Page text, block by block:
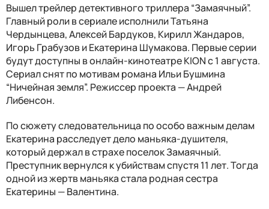
Вышел трейлер детективного триллера “Замаячный”.
Главный роли в сериале исполнили Татьяна
Чердынцева, Алексей Бардуков, Кирилл Жандаров,
Игорь Грабузов и Екатерина Шумакова. Первые серии
будут доступны в онлайн-кинотеатре KION с 1 августа.
Сериал снят по мотивам романа Ильи Бушмина
“Ничейная земля”. Режиссер проекта — Андрей
Либенсон.
По сюжету следовательница по особо важным делам
Екатерина расследует дело маньяка-душителя,
который держал в страхе поселок Замаячный.
Преступник вернулся к убийствам спустя 11 лет. Тогда
одной из жертв маньяка стала родная сестра
Екатерины — Валентина.